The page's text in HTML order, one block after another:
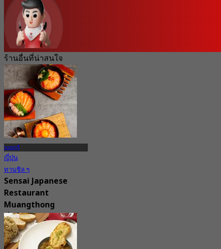
ร้านอื่นที่น่าสนใจ
นนทบุรี
ญี่ปุ่น
ทานชิล ๆ
Sensai Japanese
Restaurant
Muangthong
4.6
59 การจอง
จาก฿ 925